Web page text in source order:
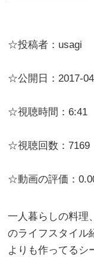
☆投稿者：usagi
☆公開日：2017-
☆視聴時間：6:41
☆視聴回数：7169
☆動画の評価：
一人暮らしの料理
のライフスタイル
よりも作ってるシ